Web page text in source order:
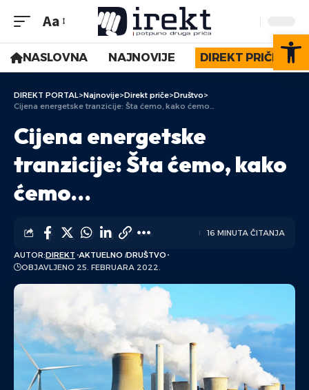
Aa
NASLOVNA NAJNOVIJE DIREKT PRIČE
DIREKT PORTAL>Najnovije>Direkt priče>Društvo>
Cijena energetske tranzicije: Šta ćemo, kako ćemo…
Cijena energetske
tranzicije: Šta ćemo, kako
ćemo…
AUTOR:DIREKT AKTUELNO DRUŠTVO
OBJAVLJENO 25. FEBRUARA 2022.
16 MINUTA ČITANJA